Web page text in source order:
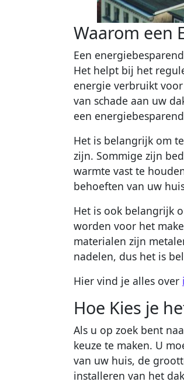
Waarom een
Een
Het helpt bij het
energie verbruikt
van schade aan uw
een
Het is belangrijk om
zijn. Sommige zijn
warmte vast te
behoeften van uw
Het is ook belangrijk
worden voor het
materialen zijn
nadelen, dus het is
Hier vind je alles over
Hoe Kies je
Als u op zoek bent
keuze te maken. U
van uw huis, de
installeren van het